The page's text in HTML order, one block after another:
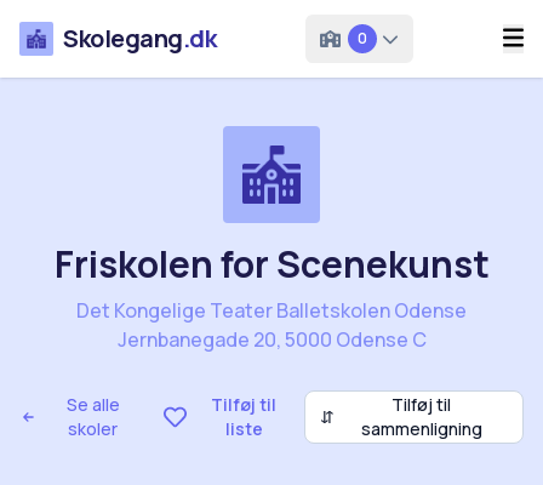
Skolegang.dk 0
Se alle
skoler
Tilføj til
liste
⇵
Tilføj til
sammenligning
Friskolen for Scenekunst
Det Kongelige Teater Balletskolen Odense
Jernbanegade 20, 5000 Odense C